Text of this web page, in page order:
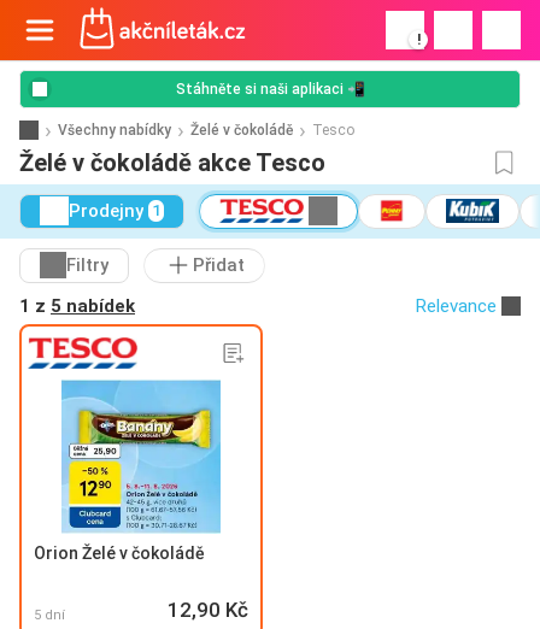
!
Stáhněte si naši aplikaci 📲
Všechny nabídky Želé v čokoládě Tesco
Želé v čokoládě akce Tesco
Prodejny 1
Filtry
Přidat
1 z 5 nabídek Relevance
Orion Želé v čokoládě
5 dní 12,90 Kč